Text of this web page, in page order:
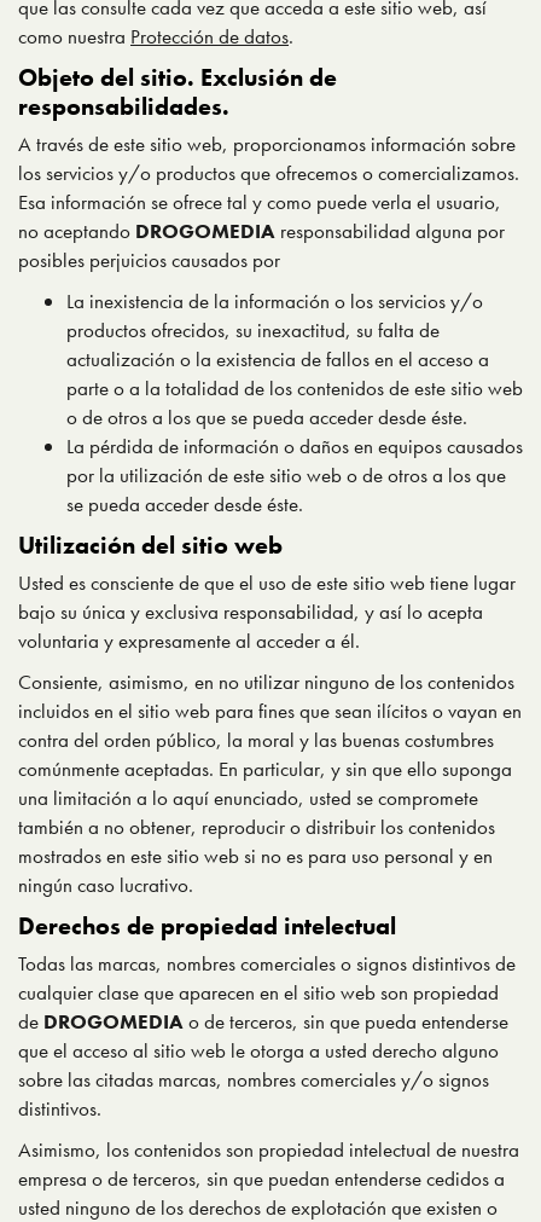
que las consulte cada vez que acceda a este sitio web, así
como nuestra Protección de datos.
Objeto del sitio. Exclusión de
responsabilidades.
A través de este sitio web, proporcionamos información sobre
los servicios y/o productos que ofrecemos o comercializamos.
Esa información se ofrece tal y como puede verla el usuario,
no aceptando DROGOMEDIA responsabilidad alguna por
posibles perjuicios causados por
La inexistencia de la información o los servicios y/o
productos ofrecidos, su inexactitud, su falta de
actualización o la existencia de fallos en el acceso a
parte o a la totalidad de los contenidos de este sitio web
o de otros a los que se pueda acceder desde éste.
La pérdida de información o daños en equipos causados
por la utilización de este sitio web o de otros a los que
se pueda acceder desde éste.
Utilización del sitio web
Usted es consciente de que el uso de este sitio web tiene lugar
bajo su única y exclusiva responsabilidad, y así lo acepta
voluntaria y expresamente al acceder a él.
Consiente, asimismo, en no utilizar ninguno de los contenidos
incluidos en el sitio web para fines que sean ilícitos o vayan en
contra del orden público, la moral y las buenas costumbres
comúnmente aceptadas. En particular, y sin que ello suponga
una limitación a lo aquí enunciado, usted se compromete
también a no obtener, reproducir o distribuir los contenidos
mostrados en este sitio web si no es para uso personal y en
ningún caso lucrativo.
Derechos de propiedad intelectual
Todas las marcas, nombres comerciales o signos distintivos de
cualquier clase que aparecen en el sitio web son propiedad
de DROGOMEDIAo de terceros, sin que pueda entenderse
que el acceso al sitio web le otorga a usted derecho alguno
sobre las citadas marcas, nombres comerciales y/o signos
distintivos.
Asimismo, los contenidos son propiedad intelectual de nuestra
empresa o de terceros, sin que puedan entenderse cedidos a
usted ninguno de los derechos de explotación que existen o